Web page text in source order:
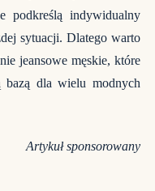
podkreślą indywidualny
sytuacji. Dlatego warto
jeansowe męskie, które
bazą dla wielu modnych
Artykuł sponsorowany